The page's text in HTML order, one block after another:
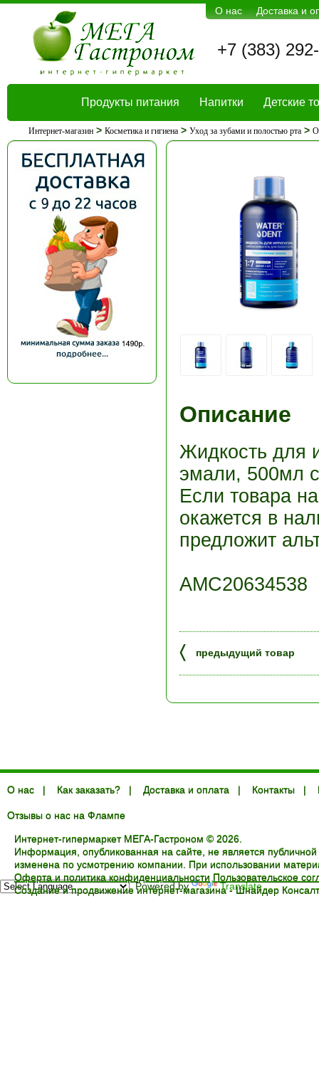
О нас Доставка и
+7 (383)
Продукты питания Напитки Детские
Интернет-магазин> Косметика и гигиена> Уход за зубами и полостью рта>
Описание
Жидкость для
эмали, 500мл
Если товара
окажется в
предложит
АМС20634538
〈 предыдущий товар
О нас | Как заказать? | Доставка и оплата | Контакты |
Отзывы о нас на Флампе
Интернет-гипермаркет МЕГА-Гастроном © 2026.
Информация, опубликованная на сайте, не является
изменена по усмотрению компании. При использовании
Оферта и политика конфиденциальности Пользовательское
Создание и продвижение интернет-магазина -Шнайдер
Powered by Translate